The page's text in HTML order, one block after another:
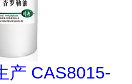
产 CAS8015-